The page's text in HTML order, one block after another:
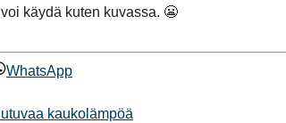
käydä kuten kuvassa. 😬
WhatsApp
kaukolämpöä